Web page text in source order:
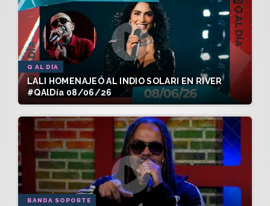
Q AL DÍA
LALI HOMENAJEÓ AL INDIO SOLARI EN RIVER
#QAlDía 08/06/26
BANDA SOPORTE